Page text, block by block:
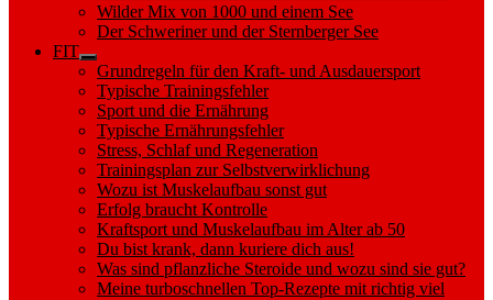
Wilder Mix von 1000 und einem See
Der Schweriner und der Sternberger See
FIT
Show
sub
menu
Grundregeln für den Kraft- und Ausdauersport
Typische Trainingsfehler
Sport und die Ernährung
Typische Ernährungsfehler
Stress, Schlaf und Regeneration
Trainingsplan zur Selbstverwirklichung
Wozu ist Muskelaufbau sonst gut
Erfolg braucht Kontrolle
Kraftsport und Muskelaufbau im Alter ab 50
Du bist krank, dann kuriere dich aus!
Was sind pflanzliche Steroide und wozu sind sie gut?
Meine turboschnellen Top-Rezepte mit richtig viel